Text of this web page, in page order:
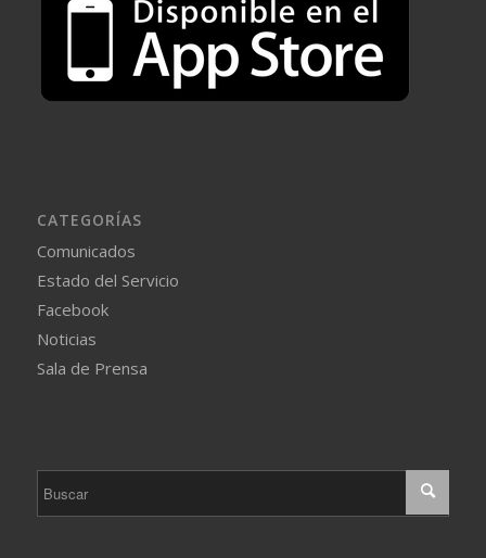
CATEGORÍAS
Comunicados
Estado del Servicio
Facebook
Noticias
Sala de Prensa